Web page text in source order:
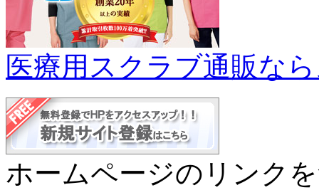
医療用スクラブ通販な
ホームページのリンク